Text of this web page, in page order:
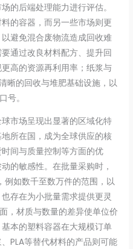
的后端处理能力进行评估。
的容器，而另一些市场则更
避免混合废物流造成回收难
通过改良材料配方、提升回
高的资源再利用率；纸浆与
晰的回收与堆肥基础设施，以
号。
市场呈现出显著的区域化特
所在国，成为全球供应的核
间与质量控制等方面的优
的敏感性。在批量采购时，
例如数千至数万件的范围，以
存在为小批量需求提供更灵
，材质与数量的差异使单位价
本的塑料容器在大规模订单
PLA等替代材料的产品则可能